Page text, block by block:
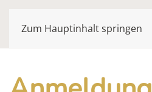
Zum Hauptinhalt springen